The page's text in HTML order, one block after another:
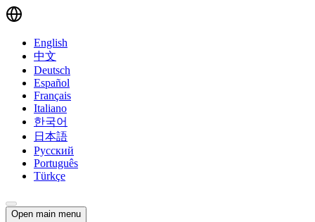
English
中文
Deutsch
Español
Français
Italiano
한국어
日本語
Русский
Português
Türkçe
Open main menu